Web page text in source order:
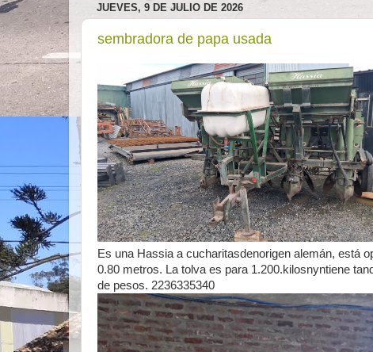
JUEVES, 9 DE JULIO DE 2026
sembradora de papa usada
Es una Hassia a cucharitasdenorigen alemán, está
0.80 metros. La tolva es para 1.200.kilosnyntiene
de pesos. 2236335340